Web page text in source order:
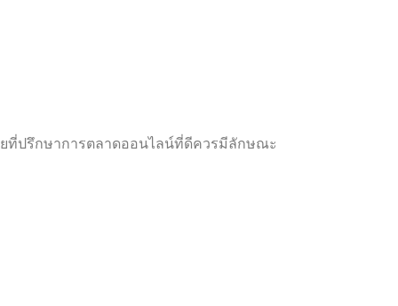
ยที่ปรึกษาการตลาดออนไลน์ที่ดีควรมีลักษณะ